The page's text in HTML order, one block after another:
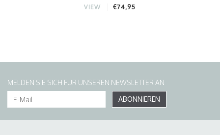
VIEW €74,95
MELDEN SIE SICH FÜR UNSEREN NEWSLETTER AN
ABONNIEREN